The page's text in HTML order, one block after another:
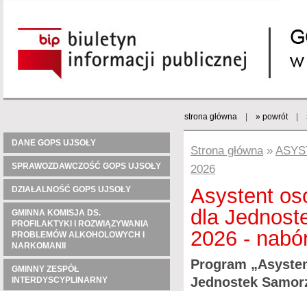
strona główna » powrót
DANE GOPS UJSOŁY
SPRAWOZDAWCZOŚĆ GOPS UJSOŁY
DZIAŁALNOŚĆ GOPS UJSOŁY
GMINNA KOMISJA DS.
PROFILAKTYKI I ROZWIĄZYWANIA
PROBLEMÓW ALKOHOLOWYCH I
NARKOMANII
GMINNY ZESPÓŁ
INTERDYSCYPLINARNY
Strona główna»
2026
Asystent
dla
2026 -
Program
Jednostek